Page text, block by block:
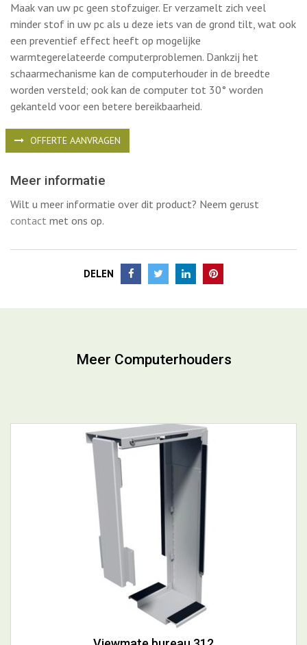
Maak van uw pc geen stofzuiger. Er verzamelt zich veel
minder stof in uw pc als u deze iets van de grond tilt, wat ook
een preventief effect heeft op mogelijke
warmtegerelateerde computerproblemen. Dankzij het
schaarmechanisme kan de computerhouder in de breedte
worden versteld; ook kan de computer tot 30° worden
gekanteld voor een betere bereikbaarheid.
OFFERTE AANVRAGEN
Meer informatie
Wilt u meer informatie over dit product? Neem gerust
contact met ons op.
DELEN
Meer Computerhouders